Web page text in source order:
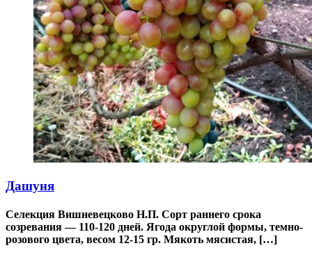
Дашуня
Селекция Вишневецково Н.П. Сорт раннего срока
созревания — 110-120 дней. Ягода округлой формы, темно-
розового цвета, весом 12-15 гр. Мякоть мясистая, […]